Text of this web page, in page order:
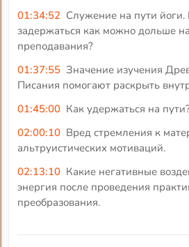
01:34:52 Служение на пути
задержаться как можно дольше
преподавания?
01:37:55 Значение изучения
Писания помогают раскрыть
01:45:00 Как удержаться на
02:00:10 Вред стремления к
альтруистических мотиваций.
02:13:10 Какие негативные
энергия после проведения
преобразования.